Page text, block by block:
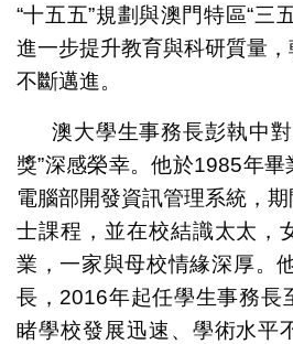
“十五五”規劃與澳門特區“三
進一步提升教育與科研質量
不斷邁進。
澳大學生事務長彭執中
獎”深感榮幸。他於1985年
電腦部開發資訊管理系統，
士課程，並在校結識太太，
業，一家與母校情緣深厚。
長，2016年起任學生事務長
睹學校發展迅速、學術水平